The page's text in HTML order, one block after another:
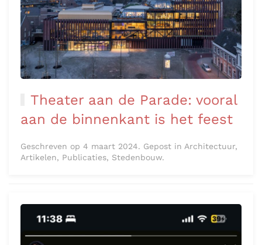
Theater aan de Parade: vooral
aan de binnenkant is het feest
Geschreven op 4 maart 2024. Gepost in Architectuur,
Artikelen, Publicaties, Stedenbouw.